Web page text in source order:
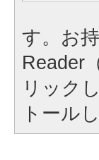
す。お
Reader
リック
トール